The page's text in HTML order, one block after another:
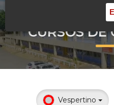
Desconto de
CURSOS DE
Vespertino